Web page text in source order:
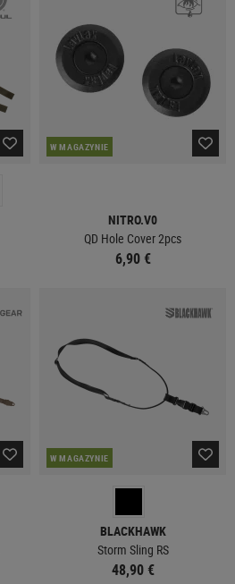
W MAGAZYNIE
NITRO.V0
QD Hole Cover 2pcs
6,90 €
W MAGAZYNIE
BLACKHAWK
Storm Sling RS
48,90 €